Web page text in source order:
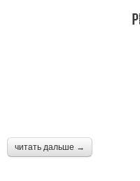
читать дальше →